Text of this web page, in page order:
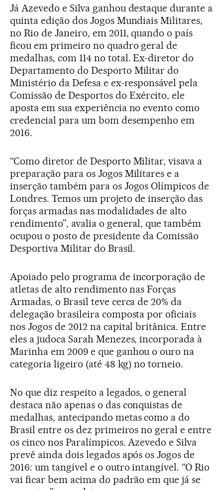
Já Azevedo e Silva ganhou destaque durante a
quinta edição dos Jogos Mundiais Militares,
no Rio de Janeiro, em 2011, quando o país
ficou em primeiro no quadro geral de
medalhas, com 114 no total. Ex-diretor do
Departamento do Desporto Militar do
Ministério da Defesa e ex-responsável pela
Comissão de Desportos do Exército, ele
aposta em sua experiência no evento como
credencial para um bom desempenho em
2016.
“Como diretor de Desporto Militar, visava a
preparação para os Jogos Militares e a
inserção também para os Jogos Olímpicos de
Londres. Temos um projeto de inserção das
forças armadas nas modalidades de alto
rendimento”, avalia o general, que também
ocupou o posto de presidente da Comissão
Desportiva Militar do Brasil.
Apoiado pelo programa de incorporação de
atletas de alto rendimento nas Forças
Armadas, o Brasil teve cerca de 20% da
delegação brasileira composta por oficiais
nos Jogos de 2012 na capital britânica. Entre
eles a judoca Sarah Menezes, incorporada à
Marinha em 2009 e que ganhou o ouro na
categoria ligeiro (até 48 kg) no torneio.
No que diz respeito a legados, o general
destaca não apenas o das conquistas de
medalhas, antecipando metas como a do
Brasil entre os dez primeiros no geral e entre
os cinco nos Paralímpicos. Azevedo e Silva
prevê ainda dois legados após os Jogos de
2016: um tangível e o outro intangível. “O Rio
vai ficar bem acima do padrão em que já se